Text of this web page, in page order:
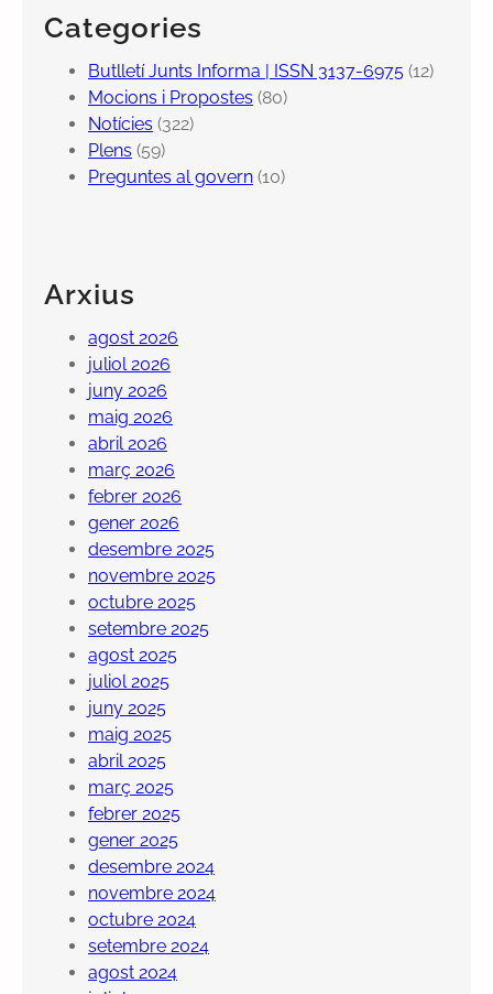
Categories
Butlletí Junts Informa | ISSN 3137-6975 (12)
Mocions i Propostes (80)
Notícies (322)
Plens (59)
Preguntes al govern (10)
Arxius
agost 2026
juliol 2026
juny 2026
maig 2026
abril 2026
març 2026
febrer 2026
gener 2026
desembre 2025
novembre 2025
octubre 2025
setembre 2025
agost 2025
juliol 2025
juny 2025
maig 2025
abril 2025
març 2025
febrer 2025
gener 2025
desembre 2024
novembre 2024
octubre 2024
setembre 2024
agost 2024